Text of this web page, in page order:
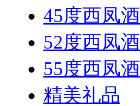
45度西凤酒
52度西凤酒
55度西凤酒
精美礼品